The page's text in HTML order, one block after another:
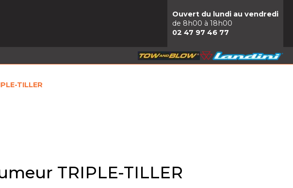
Ouvert du lundi au vendredi
de 8h00 à 18h00
02 47 97 46 77
TILLER
TRIPLE-TILLER